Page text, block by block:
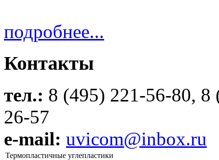
подробнее...
Контакты
тел.: 8 (495) 221-56-80, 8
26-57
e-mail: uvicom@inbox.ru
Термопластичные углепластики